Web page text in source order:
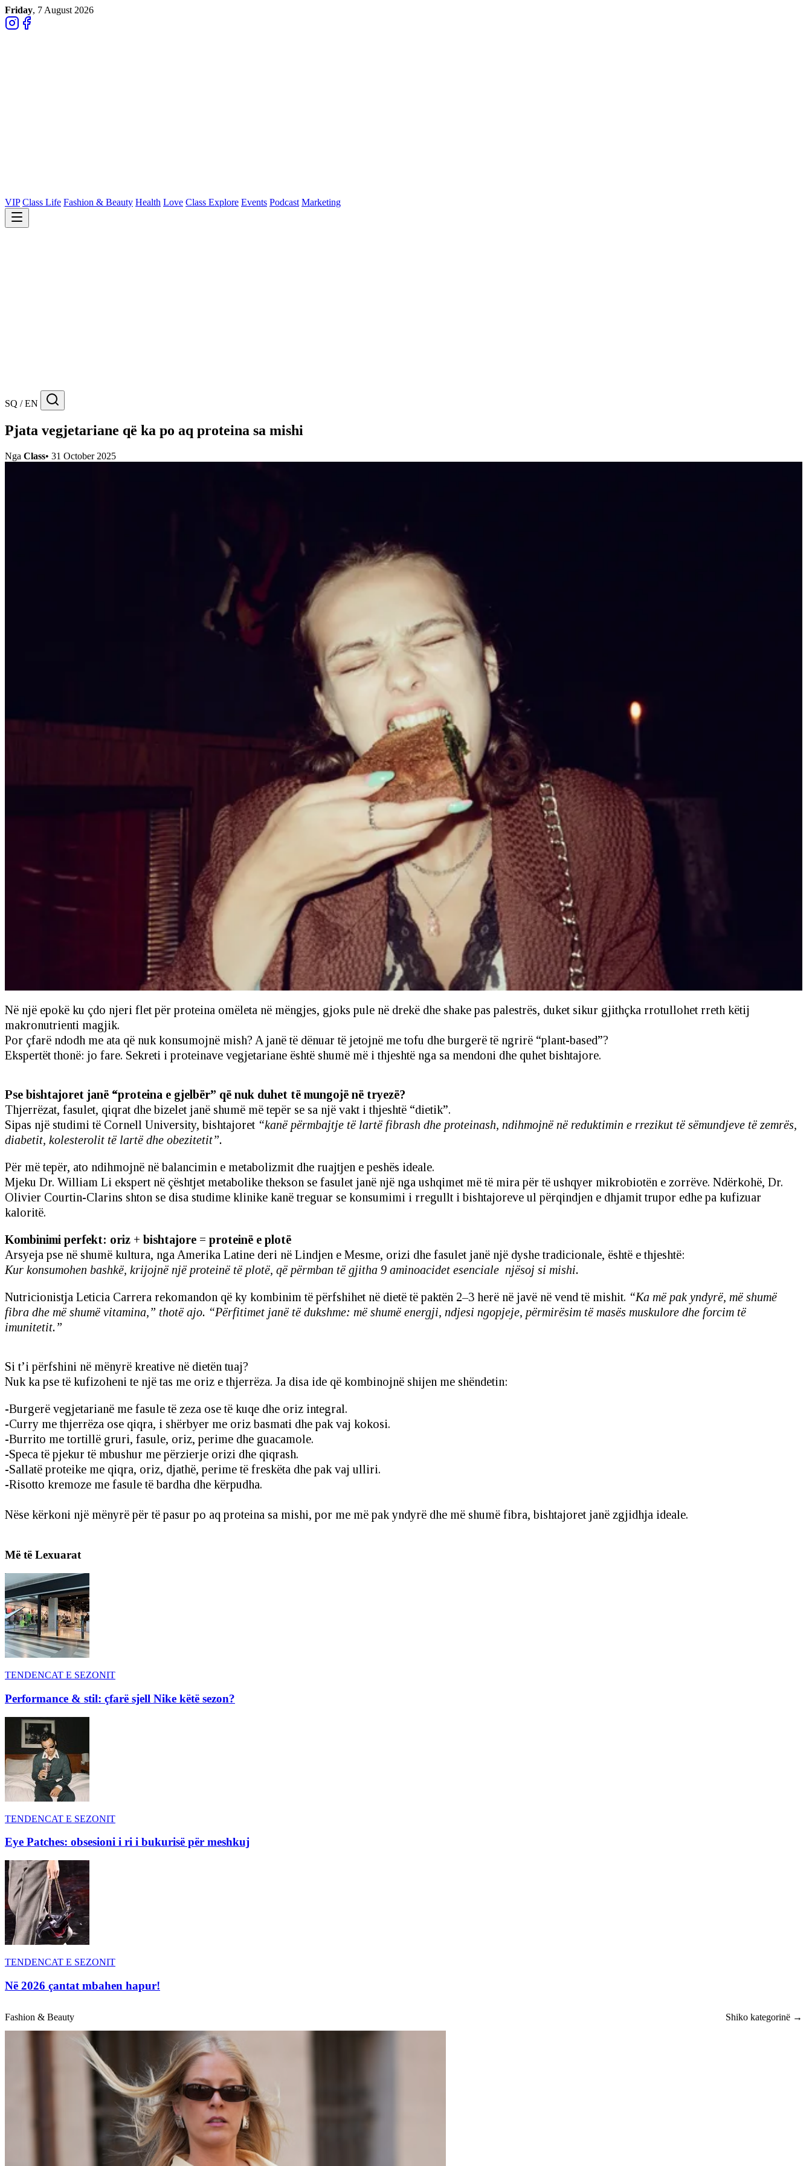
Friday, 7 August 2026
VIP Class Life Fashion & Beauty Health Love Class Explore Events Podcast Marketing
SQ / EN
Pjata vegjetariane që ka po aq proteina sa mishi
Nga Class• 31 October 2025
Në një epokë ku çdo njeri flet për proteina omëleta në mëngjes, gjoks pule në drekë dhe shake pas palestrës, duket sikur gjithçka rrotullohet rreth këtij
makronutrienti magjik.
Por çfarë ndodh me ata që nuk konsumojnë mish? A janë të dënuar të jetojnë me tofu dhe burgerë të ngrirë “plant-based”?
Ekspertët thonë: jo fare. Sekreti i proteinave vegjetariane është shumë më i thjeshtë nga sa mendoni dhe quhet bishtajore.
Pse bishtajoret janë “proteina e gjelbër” që nuk duhet të mungojë në tryezë?
Thjerrëzat, fasulet, qiqrat dhe bizelet janë shumë më tepër se sa një vakt i thjeshtë “dietik”.
Sipas një studimi të Cornell University, bishtajoret “kanë përmbajtje të lartë fibrash dhe proteinash, ndihmojnë në reduktimin e rrezikut të sëmundjeve të zemrës,
diabetit, kolesterolit të lartë dhe obezitetit”.
Për më tepër, ato ndihmojnë në balancimin e metabolizmit dhe ruajtjen e peshës ideale.
Mjeku Dr. William Li ekspert në çështjet metabolike thekson se fasulet janë një nga ushqimet më të mira për të ushqyer mikrobiotën e zorrëve. Ndërkohë, Dr.
Olivier Courtin-Clarins shton se disa studime klinike kanë treguar se konsumimi i rregullt i bishtajoreve ul përqindjen e dhjamit trupor edhe pa kufizuar
kaloritë.
Kombinimi perfekt: oriz + bishtajore = proteinë e plotë
Arsyeja pse në shumë kultura, nga Amerika Latine deri në Lindjen e Mesme, orizi dhe fasulet janë një dyshe tradicionale, është e thjeshtë:
Kur konsumohen bashkë, krijojnë një proteinë të plotë, që përmban të gjitha 9 aminoacidet esenciale njësoj si mishi.
Nutricionistja Leticia Carrera rekomandon që ky kombinim të përfshihet në dietë të paktën 2–3 herë në javë në vend të mishit. “Ka më pak yndyrë, më shumë
fibra dhe më shumë vitamina,” thotë ajo. “Përfitimet janë të dukshme: më shumë energji, ndjesi ngopjeje, përmirësim të masës muskulore dhe forcim të
imunitetit.”
Si t’i përfshini në mënyrë kreative në dietën tuaj?
Nuk ka pse të kufizoheni te një tas me oriz e thjerrëza. Ja disa ide që kombinojnë shijen me shëndetin:
-Burgerë vegjetarianë me fasule të zeza ose të kuqe dhe oriz integral.
-Curry me thjerrëza ose qiqra, i shërbyer me oriz basmati dhe pak vaj kokosi.
-Burrito me tortillë gruri, fasule, oriz, perime dhe guacamole.
-Speca të pjekur të mbushur me përzierje orizi dhe qiqrash.
-Sallatë proteike me qiqra, oriz, djathë, perime të freskëta dhe pak vaj ulliri.
-Risotto kremoze me fasule të bardha dhe kërpudha.
Nëse kërkoni një mënyrë për të pasur po aq proteina sa mishi, por me më pak yndyrë dhe më shumë fibra, bishtajoret janë zgjidhja ideale.
Më të Lexuarat
TENDENCAT E SEZONIT
Performance & stil: çfarë sjell Nike këtë sezon?
TENDENCAT E SEZONIT
Eye Patches: obsesioni i ri i bukurisë për meshkuj
TENDENCAT E SEZONIT
Në 2026 çantat mbahen hapur!
Fashion & Beauty Shiko kategorinë →